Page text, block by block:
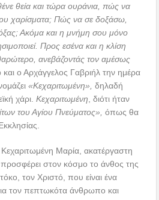
θεία και τώρα ουράνια, πώς να
χαρίσματα; Πώς να σε δοξάσω,
Ακόμα και η μνήμη σου μόνο
Προς εσένα και η κλίση
ανεβάζοντάς τον αμέσως
και ο Αρχάγγελος Γαβριήλ την ημέρα
«Κεχαριτωμένη»,δηλαδή
χάρι.Κεχαριτωμένη , διότι ήταν
του Αγίου Πνεύματος»,όπως θα
Μαρία, ακατέργαστη
στον κόσμο το άνθος της
τον Χριστό, που είναι ένα
τον πεπτωκότα άνθρωπο και